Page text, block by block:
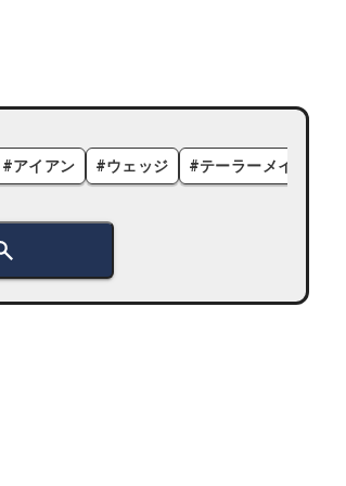
#アイアン #ウェッジ #テーラーメイド